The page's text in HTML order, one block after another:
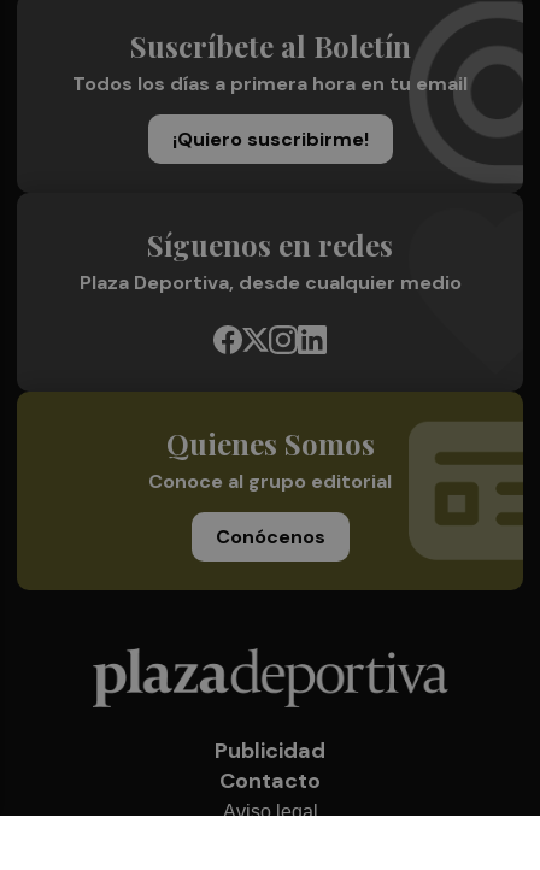
Suscríbete al Boletín
Todos los días a primera hora en tu email
¡Quiero suscribirme!
Síguenos en redes
Plaza Deportiva, desde cualquier medio
Quienes Somos
Conoce al grupo editorial
Conócenos
Publicidad
Contacto
Aviso legal